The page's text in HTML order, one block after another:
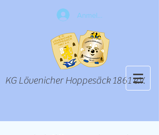
Anmelden
KG Lövenicher Hoppesäck 1861 e.V.